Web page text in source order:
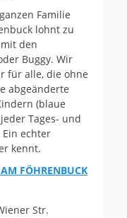
Familie
lohnt zu
den
Buggy. Wir
für alle, die ohne
abgeänderte
(blaue
Tages- und
echter
kennt.
FÖHRENBUCK
Str.